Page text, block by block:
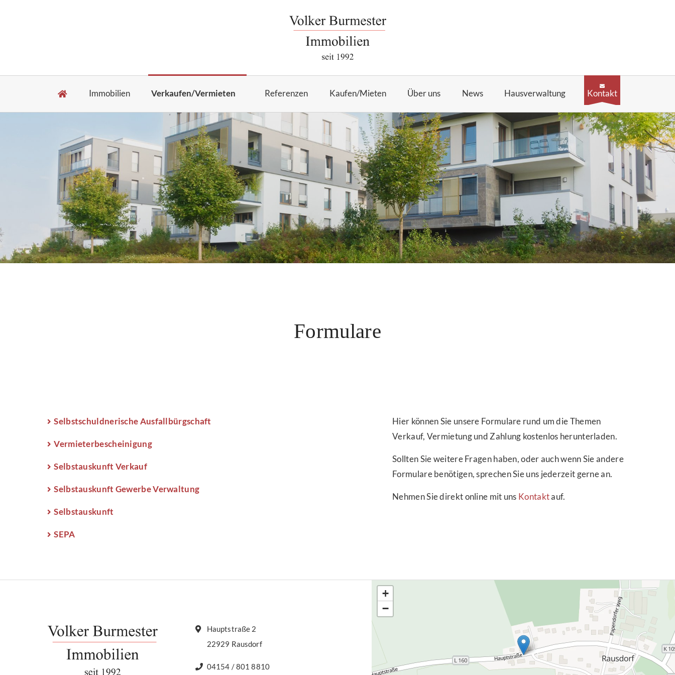
Immobilien Verkaufen/Vermieten Referenzen Kaufen/Mieten Über uns News Hausverwaltung Kontakt
Formulare
Selbstschuldnerische Ausfallbürgschaft
Vermieterbescheinigung
Selbstauskunft Verkauf
Selbstauskunft Gewerbe Verwaltung
Selbstauskunft
SEPA
Hier können Sie unsere Formulare rund um die Themen
Verkauf, Vermietung und Zahlung kostenlos herunterladen.
Sollten Sie weitere Fragen haben, oder auch wenn Sie andere
Formulare benötigen, sprechen Sie uns jederzeit gerne an.
Nehmen Sie direkt online mit uns Kontaktauf.
+
−
Hauptstraße 2
22929 Rausdorf
04154 / 801 8810